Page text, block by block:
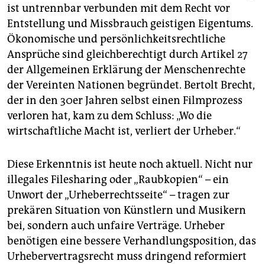
ist untrennbar verbunden mit dem Recht vor
Entstellung und Missbrauch geistigen Eigentums.
Ökonomische und persönlichkeitsrechtliche
Ansprüche sind gleichberechtigt durch Artikel 27
der Allgemeinen Erklärung der Menschenrechte
der Vereinten Nationen begründet. Bertolt Brecht,
der in den 30er Jahren selbst einen Filmprozess
verloren hat, kam zu dem Schluss: „Wo die
wirtschaftliche Macht ist, verliert der Urheber.“
Diese Erkenntnis ist heute noch aktuell. Nicht nur
illegales Filesharing oder „Raubkopien“ – ein
Unwort der „Urheberrechtsseite“ – tragen zur
prekären Situation von Künstlern und Musikern
bei, sondern auch unfaire Verträge. Urheber
benötigen eine bessere Verhandlungsposition, das
Urhebervertragsrecht muss dringend reformiert